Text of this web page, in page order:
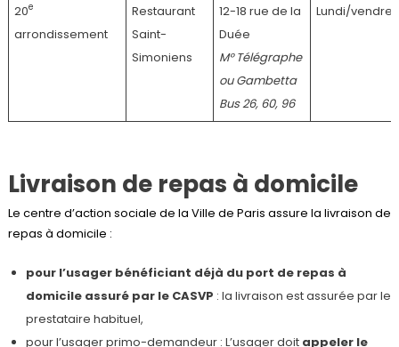
20e
arrondissement
Restaurant
Saint-
Simoniens
12-18 rue de la
Duée
M° Télégraphe
ou Gambetta
Bus 26, 60, 96
Lundi/
Livraison de repas à domicile
Le centre d’action sociale de la Ville de Paris assure la livraison de
repas à domicile :
pour l’usager bénéficiant déjà du port de repas à
domicile assuré par le CASVP : la livraison est assurée par le
prestataire habituel,
pour l’usager primo-demandeur : L’usager doit appeler le